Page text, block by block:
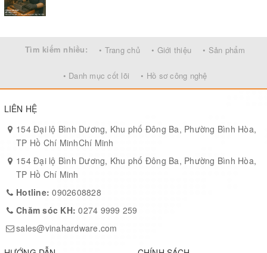
Tìm kiếm nhiều: • Trang chủ • Giới thiệu • Sản phẩm
• Danh mục cốt lõi • Hồ sơ công nghệ
LIÊN HỆ
154 Đại lộ Bình Dương, Khu phố Đông Ba, Phường Bình Hòa,
TP Hồ Chí MinhChí Minh
154 Đại lộ Bình Dương, Khu phố Đông Ba, Phường Bình Hòa,
TP Hồ Chí Minh
Hotline:0902608828
Chăm sóc KH:0274 9999 259
sales@vinahardware.com